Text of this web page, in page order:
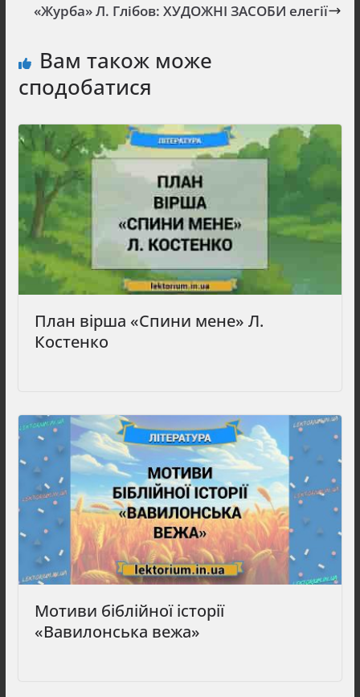
«Журба» Л. Глібов: ХУДОЖНІ ЗАСОБИ елегії
Вам також може
сподобатися
План вірша «Спини мене» Л.
Костенко
Мотиви біблійної історії
«Вавилонська вежа»